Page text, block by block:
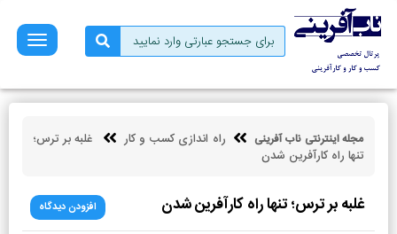
صفحه
نخست
فروش
کارآفرینی
مجله اینترنتی ناب آفرینی راه اندازی کسب و کار
غلبه بر ترس؛
تنها راه کارآفرین شدن
غلبه بر ترس؛ تنها راه کارآفرین شدن افزودن دیدگاه